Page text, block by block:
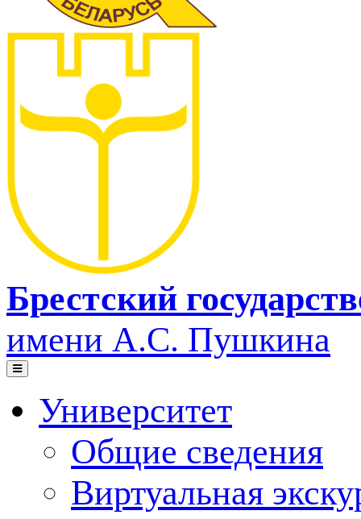
Брестский
имени А.С. Пушкина
Университет
Общие сведения
Виртуальная